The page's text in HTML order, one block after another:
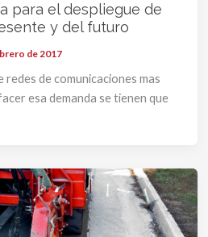
para el despliegue de
y del futuro
de 2017
redes de comunicaciones mas
esa demanda se tienen que